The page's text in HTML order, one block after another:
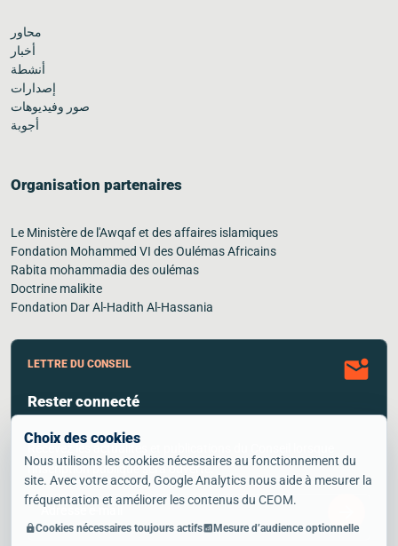
محاور
أخبار
أنشطة
إصدارات
صور وفيديوهات
أجوبة
Organisation partenaires
Le Ministère de l'Awqaf et des affaires islamiques
Fondation Mohammed VI des Oulémas Africains
Rabita mohammadia des oulémas
Doctrine malikite
Fondation Dar Al-Hadith Al-Hassania
LETTRE DU CONSEIL
Rester connecté
mark_email_unread
l'inscription publique sera ouverte.
Adresse e-mail
Choix des cookies
Nous utilisons les cookies nécessaires au fonctionnement du
site. Avec votre accord, Google Analytics nous aide à mesurer la
fréquentation et améliorer les contenus du CEOM.
lockCookies nécessaires toujours actifsanalyticsMesure d’audience optionnelle